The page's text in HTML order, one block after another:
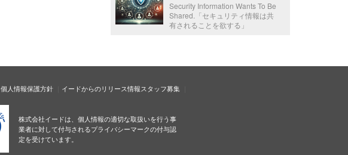
Security Information Wants To Be
Shared.「セキュリティ情報は共
有されることを欲する」
個人情報保護方針 イードからのリリース情報スタッフ募集
株式会社イードは、個人情報の適切な取扱いを行う事
業者に対して付与されるプライバシーマークの付与認
定を受けています。